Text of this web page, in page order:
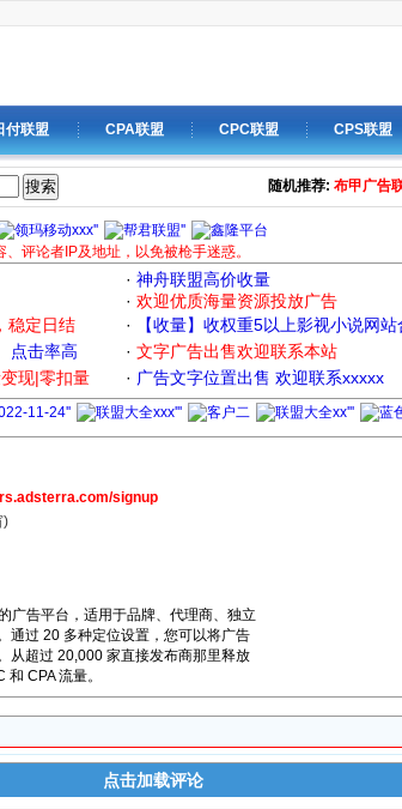
付联盟 CPA联盟 CPC联盟 CPS联盟
搜索 随机推荐: 布甲广告
评论者IP及地址，以免被枪手迷惑。
· 神舟联盟高价收量
· 欢迎优质海量资源投放广告
稳定日结 · 【收量】收权重5以上影视小说网站
点击率高 · 文字广告出售欢迎联系本站
现|零扣量 · 广告文字位置出售 欢迎联系xxxxx
signup
)
广告平台，适用于品牌、代理商、独立
通过 20 多种定位设置，您可以将广告
从超过 20,000 家直接发布商那里释放
CPA 流量。
点击加载评论